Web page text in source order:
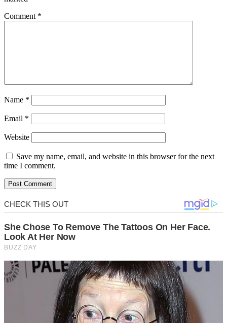
Comment *
Name *
Email *
Website
Save my name, email, and website in this browser for the next
time I comment.